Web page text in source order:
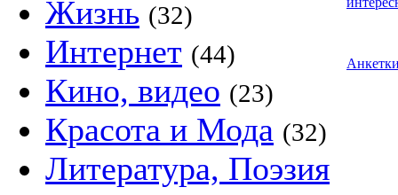
Жизнь (32)
Интернет (44)
Кино, видео (23)
Красота и Мода (32)
Литература, Поэзия